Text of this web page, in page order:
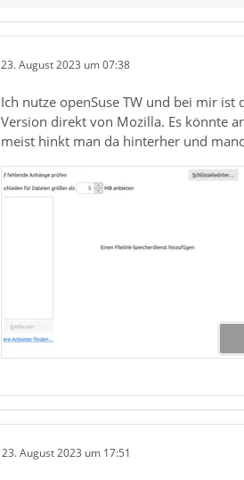
23. August 2023 um 07:38
Ich nutze openSuse TW und bei mir
Version direkt von Mozilla. Es könnte
meist hinkt man da hinterher und
23. August 2023 um 17:51